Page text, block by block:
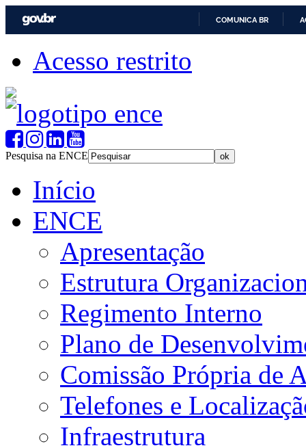
COMUNICA BR
Acesso restrito
Pesquisa na ENCE
Início
ENCE
Apresentação
Estrutura
Regimento Interno
Plano de
Comissão Própria de
Telefones e
Infraestrutura